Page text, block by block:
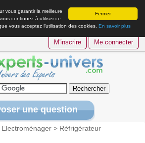
Fermer
vous garantir la meilleure
continuez à utiliser ce
vous acceptez l’utilisation des cookies. En savoir plus
M'inscrire Me connecter
une question
Electroménager > Réfrigérateur